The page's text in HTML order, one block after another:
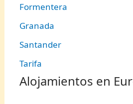
Formentera
Granada
Santander
Tarifa
Alojamientos en